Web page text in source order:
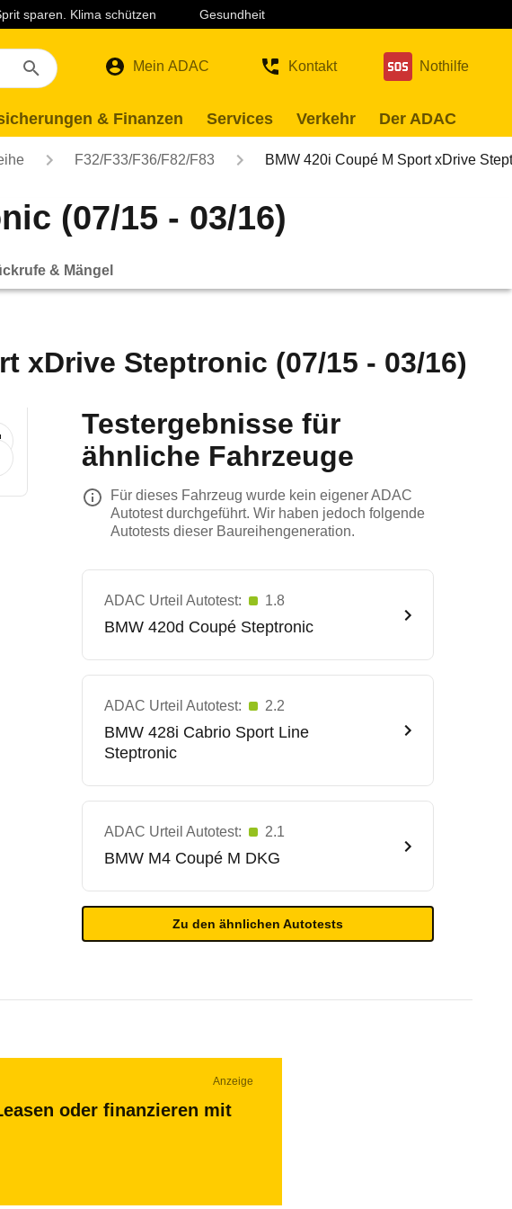
sparen. Klima schützen Gesundheit
Mein ADAC Kontakt Nothilfe
& Finanzen Services Verkehr Der ADAC
F32/F33/F36/F82/F83 BMW 420i Coupé M Sport xDrive
(07/15 - 03/16)
& Mängel
xDrive Steptronic (07/15 - 03/16)
Testergebnisse für
ähnliche Fahrzeuge
Für dieses Fahrzeug wurde kein eigener ADAC
Autotest durchgeführt. Wir haben jedoch folgende
Autotests dieser Baureihengeneration.
ADAC Urteil Autotest: 1.8
BMW 420d Coupé Steptronic
ADAC Urteil Autotest: 2.2
BMW 428i Cabrio Sport Line
Steptronic
ADAC Urteil Autotest: 2.1
BMW M4 Coupé M DKG
Zu den ähnlichen Autotests
Anzeige
oder finanzieren mit